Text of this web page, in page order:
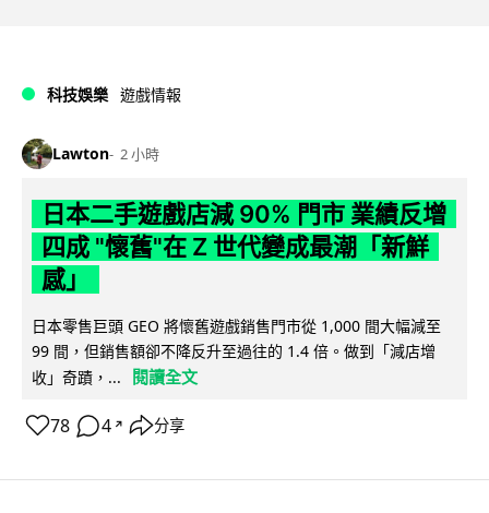
科技娛樂 遊戲情報
Lawton 2 小時
日本二手遊戲店減 90% 門市 業績反增
四成 "懷舊"在 Z 世代變成最潮「新鮮
感」
日本零售巨頭 GEO 將懷舊遊戲銷售門市從 1,000 間大幅減至
99 間，但銷售額卻不降反升至過往的 1.4 倍。做到「減店增
收」奇蹟，...
閱讀全文
78 4 ↗ 分享